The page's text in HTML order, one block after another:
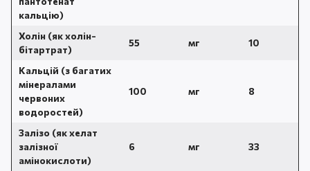
кальцію)
Холін (як холін-
бітартрат)
55 мг 10
Кальцій (з багатих
мінералами
червоних
водоростей)
100 мг 8
Залізо (як хелат
залізної
амінокислоти)
6 мг 33